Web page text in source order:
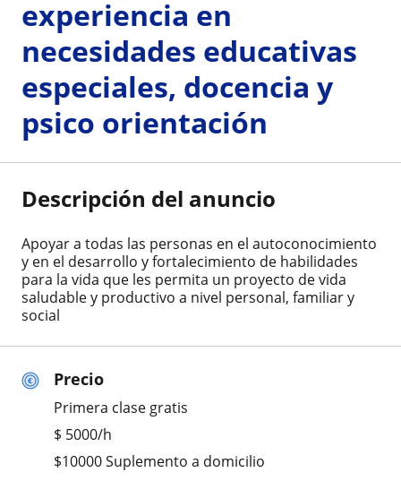
Precio
Primera clase gratis
$ 5000/h
$10000 Suplemento a domicilio
experiencia en
necesidades educativas
especiales, docencia y
psico orientación
Descripción del anuncio
Apoyar a todas las personas en el autoconocimiento
y en el desarrollo y fortalecimiento de habilidades
para la vida que les permita un proyecto de vida
saludable y productivo a nivel personal, familiar y
social